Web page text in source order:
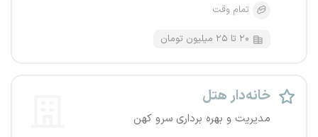
تمام وقت
۲۰ تا ۲۵ میلیون تومان
خانه‌دار هتل
مدیریت و بهره برداری سرو کهن